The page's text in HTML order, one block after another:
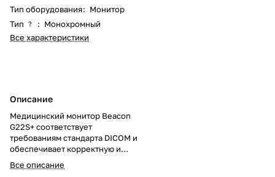
Тип оборудования: Монитор
Тип
? : Монохромный
Все характеристики
Описание
Медицинский монитор Beacon
G22S+ соответствует
требованиям стандарта DICOM и
обеспечивает корректную и
точную передачу цифровых
изображений, используемых в
Все описание